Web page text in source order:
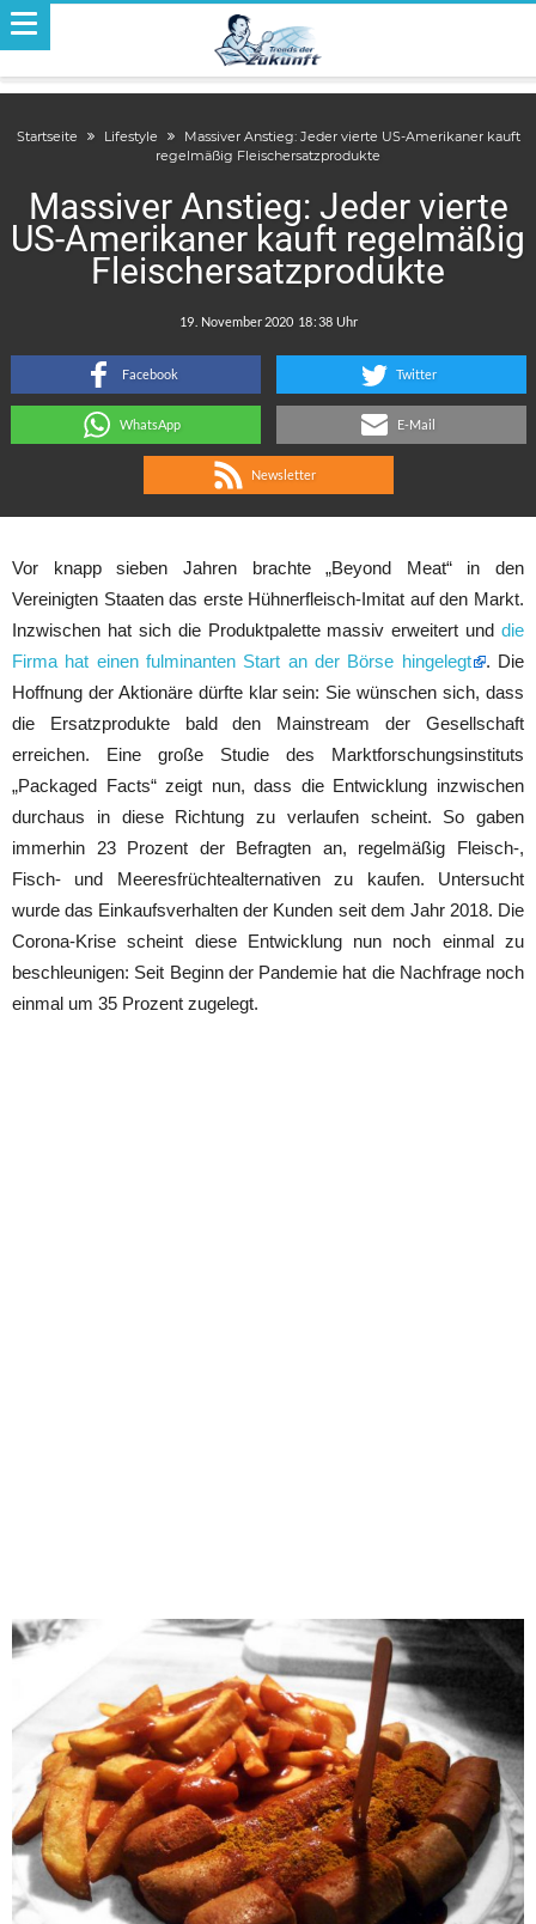
Startseite Lifestyle
Massiver Anstieg: Jeder vierte US-Amerikaner kauft
regelmäßig Fleischersatzprodukte
Massiver Anstieg: Jeder vierte
US-Amerikaner kauft regelmäßig
Fleischersatzprodukte
:
Facebook Twitter
WhatsApp E-Mail
Newsletter
Vor knapp sieben Jahren brachte „Beyond Meat“ in den
Vereinigten Staaten das erste Hühnerfleisch-Imitat auf den Markt.
Inzwischen hat sich die Produktpalette massiv erweitert und die
Firma hat einen fulminanten Start an der Börse hingelegt
. Die
Hoffnung der Aktionäre dürfte klar sein: Sie wünschen sich, dass
die Ersatzprodukte bald den Mainstream der Gesellschaft
erreichen. Eine große Studie des Marktforschungsinstituts
„Packaged Facts“ zeigt nun, dass die Entwicklung inzwischen
durchaus in diese Richtung zu verlaufen scheint. So gaben
immerhin 23 Prozent der Befragten an, regelmäßig Fleisch-,
Fisch- und Meeresfrüchtealternativen zu kaufen. Untersucht
wurde das Einkaufsverhalten der Kunden seit dem Jahr 2018. Die
Corona-Krise scheint diese Entwicklung nun noch einmal zu
beschleunigen: Seit Beginn der Pandemie hat die Nachfrage noch
einmal um 35 Prozent zugelegt.